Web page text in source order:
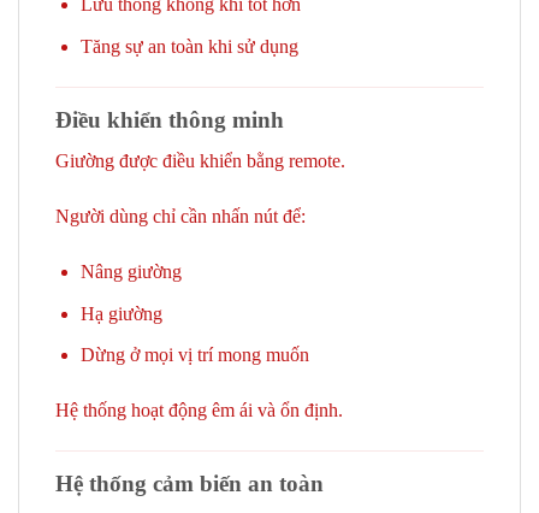
Lưu thông không khí tốt hơn
Tăng sự an toàn khi sử dụng
Điều khiển thông minh
Giường được điều khiển bằng remote.
Người dùng chỉ cần nhấn nút để:
Nâng giường
Hạ giường
Dừng ở mọi vị trí mong muốn
Hệ thống hoạt động êm ái và ổn định.
Hệ thống cảm biến an toàn